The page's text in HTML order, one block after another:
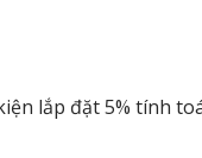
lắp đặt 5% tính